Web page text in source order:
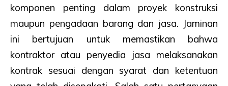
komponen penting dalam proyek konstruksi
maupun pengadaan barang dan jasa. Jaminan
ini bertujuan untuk memastikan bahwa
kontraktor atau penyedia jasa melaksanakan
kontrak sesuai dengan syarat dan ketentuan